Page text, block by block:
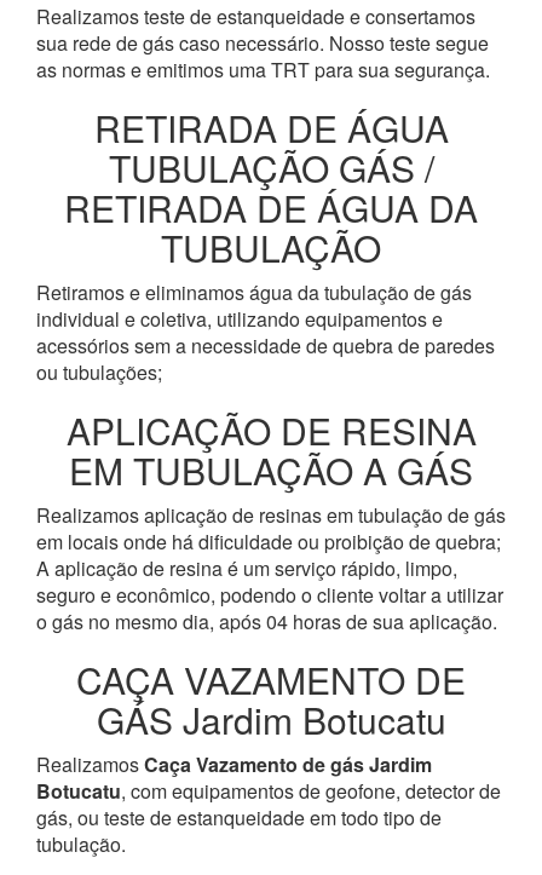
Realizamos teste de estanqueidade e consertamos
sua rede de gás caso necessário. Nosso teste segue
as normas e emitimos uma TRT para sua segurança.
RETIRADA DE ÁGUA
TUBULAÇÃO GÁS /
RETIRADA DE ÁGUA DA
TUBULAÇÃO
Retiramos e eliminamos água da tubulação de gás
individual e coletiva, utilizando equipamentos e
acessórios sem a necessidade de quebra de paredes
ou tubulações;
APLICAÇÃO DE RESINA
EM TUBULAÇÃO A GÁS
Realizamos aplicação de resinas em tubulação de gás
em locais onde há dificuldade ou proibição de quebra;
A aplicação de resina é um serviço rápido, limpo,
seguro e econômico, podendo o cliente voltar a utilizar
o gás no mesmo dia, após 04 horas de sua aplicação.
CAÇA VAZAMENTO DE
GÁS Jardim Botucatu
RealizamosCaça Vazamento de gás Jardim
Botucatu, com equipamentos de geofone, detector de
gás, ou teste de estanqueidade em todo tipo de
tubulação.